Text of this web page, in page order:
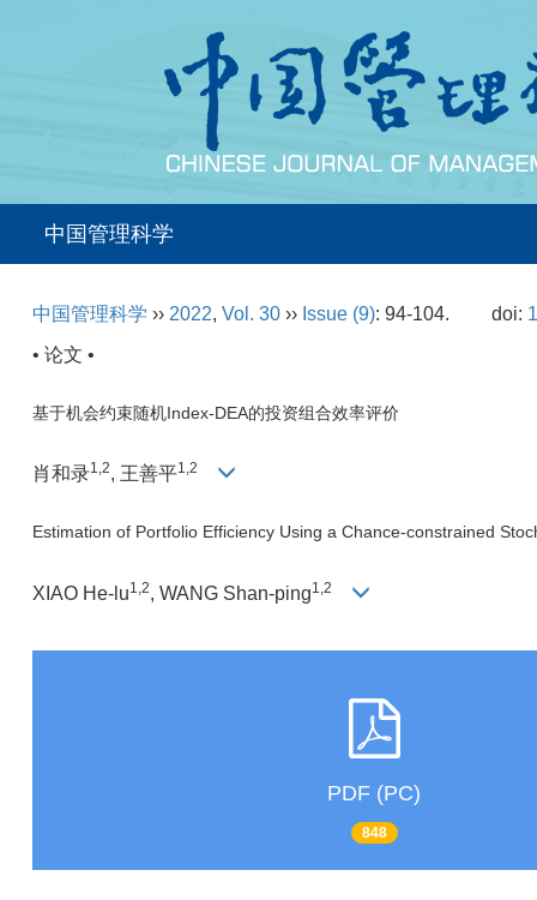
中国管理科学
中国管理科学 ›› 2022, Vol. 30 ›› Issue (9): 94-104. doi:
• 论文 •
基于机会约束随机Index-DEA的投资组合效率评价
肖和录1,2, 王善平1,2
Estimation of Portfolio Efficiency Using a Chance-constrained
XIAO He-lu1,2, WANG Shan-ping1,2
PDF (PC)
848